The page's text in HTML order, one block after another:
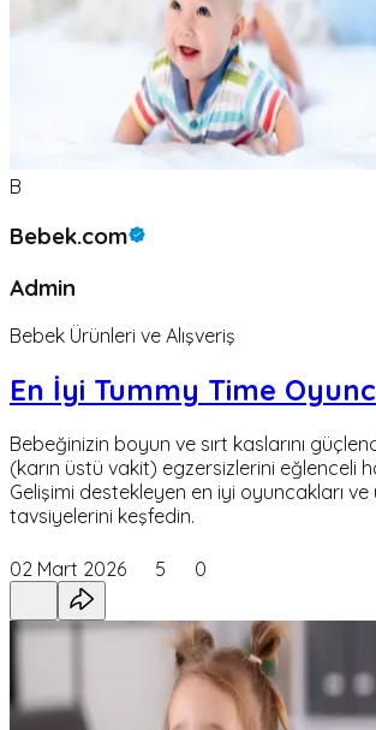
B
Bebek.com
Admin
Bebek Ürünleri ve Alışveriş
En İyi Tummy Time
Bebeğinizin boyun ve sırt kaslarını
(karın üstü vakit) egzersizlerini eğlenceli
Gelişimi destekleyen en iyi oyuncakları ve
tavsiyelerini keşfedin.
02 Mart 2026 5 0